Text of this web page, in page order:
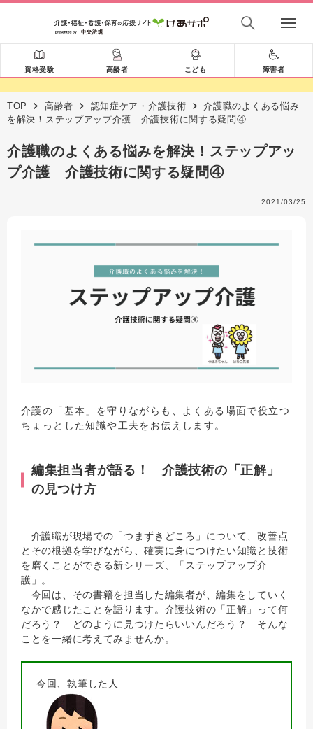
資格受験 高齢者 こども 障害者
TOP 高齢者 認知症ケア・介護技術
介護職のよくある悩み
を解決！ステップアップ介護 介護技術に関する疑問④
介護職のよくある悩みを解決！ステップアッ
プ介護 介護技術に関する疑問④
2021/03/25
介護の「基本」を守りながらも、よくある場面で役立つ
ちょっとした知識や工夫をお伝えします。
編集担当者が語る！ 介護技術の「正解」
の見つけ方
介護職が現場での「つまずきどころ」について、改善点
とその根拠を学びながら、確実に身につけたい知識と技術
を磨くことができる新シリーズ、「ステップアップ介
護」。
今回は、その書籍を担当した編集者が、編集をしていく
なかで感じたことを語ります。介護技術の「正解」って何
だろう？ どのように見つけたらいいんだろう？ そんな
ことを一緒に考えてみませんか。
今回、執筆した人